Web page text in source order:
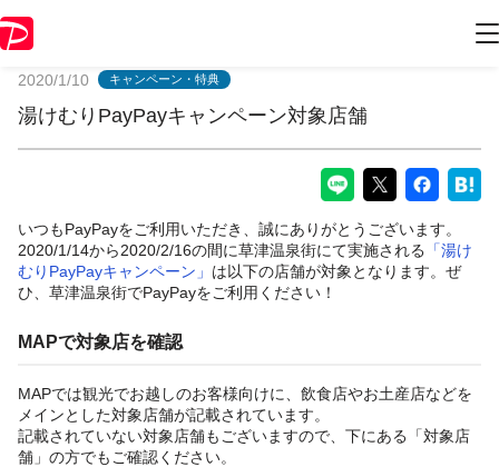
2020/1/10 キャンペーン・特典
湯けむりPayPayキャンペーン対象店舗
いつもPayPayをご利用いただき、誠にありがとうございます。
2020/1/14から2020/2/16の間に草津温泉街にて実施される
「湯け
むりPayPayキャンペーン」 は以下の店舗が対象となります。ぜ
ひ、草津温泉街でPayPayをご利用ください！
MAPで対象店を確認
MAPでは観光でお越しのお客様向けに、飲食店やお土産店などを
メインとした対象店舗が記載されています。
記載されていない対象店舗もございますので、下にある「対象店
舗」の方でもご確認ください。